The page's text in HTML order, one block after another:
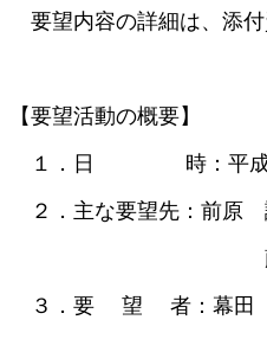
要望内容の詳細は、添付
【要望活動の概要】
１．日 時：平成２
２．主な要望先：前
藤井 裕
３．要 望 者：幕田